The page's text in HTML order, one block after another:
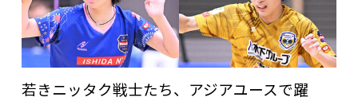
若きニッタク戦士たち、アジアユースで躍